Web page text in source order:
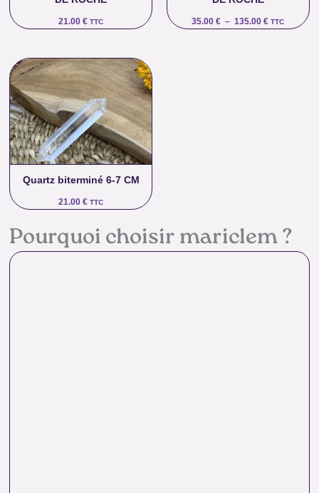
21.00€ TTC 35.00€ – 135.00€ TTC
Quartz biterminé 6-7 CM
21.00€ TTC
Pourquoi choisir mariclem ?